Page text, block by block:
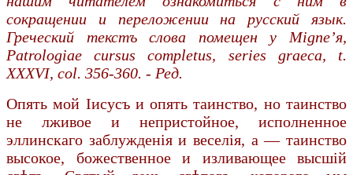
сокращении и переложении на русский язык.
Греческий текстъ слова помещен у Migne’я,
Patrologiae cursus completus, series graeca, t.
XXXVI, col. 356-360. - Ред.
Опять мой Іисусъ и опять таинство, но таинство
не лживое и непристойное, исполненное
эллинскаго заблужденія и веселія, а — таинство
высокое, божественное и изливающее высшій